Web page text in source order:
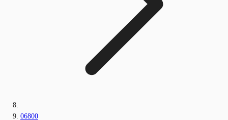
06800